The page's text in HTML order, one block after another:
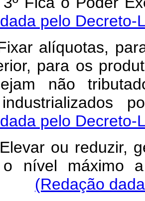
pelo Decreto-
alíquotas,
para os
não
pelo Decreto-
ou reduzir,
o nível
(Redação